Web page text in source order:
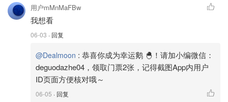
用户mMnMaFBw
我想看
06-03 · 回复
@Dealmoon : 恭喜你成为幸运鹅 🐣！请加小编微信：
deguodazhe04，领取门票2张，记得截图App内用户
ID页面方便核对哦～
06-05 · 回复